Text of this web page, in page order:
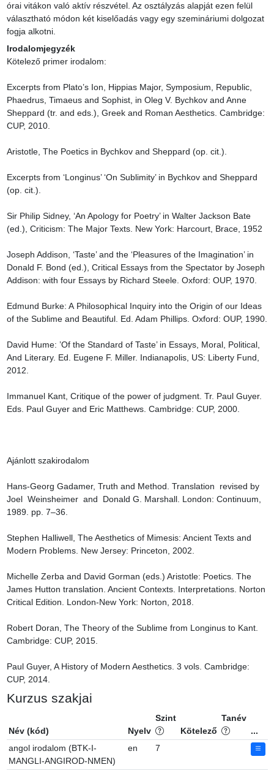
órai vitákon való aktív részvétel. Az osztályzás alapját ezen felül
választható módon két kiselőadás vagy egy szemináriumi dolgozat
fogja alkotni.
Irodalomjegyzék
Kötelező primer irodalom:
Excerpts from Plato’s Ion, Hippias Major, Symposium, Republic,
Phaedrus, Timaeus and Sophist, in Oleg V. Bychkov and Anne
Sheppard (tr. and eds.), Greek and Roman Aesthetics. Cambridge:
CUP, 2010.
Aristotle, The Poetics in Bychkov and Sheppard (op. cit.).
Excerpts from ‘Longinus’ ‘On Sublimity’ in Bychkov and Sheppard
(op. cit.).
Sir Philip Sidney, ‘An Apology for Poetry’ in Walter Jackson Bate
(ed.), Criticism: The Major Texts. New York: Harcourt, Brace, 1952
Joseph Addison, ‘Taste’ and the ‘Pleasures of the Imagination’ in
Donald F. Bond (ed.), Critical Essays from the Spectator by Joseph
Addison: with four Essays by Richard Steele. Oxford: OUP, 1970.
Edmund Burke: A Philosophical Inquiry into the Origin of our Ideas
of the Sublime and Beautiful. Ed. Adam Phillips. Oxford: OUP, 1990.
David Hume: ’Of the Standard of Taste’ in Essays, Moral, Political,
And Literary. Ed. Eugene F. Miller. Indianapolis, US: Liberty Fund,
2012.
Immanuel Kant, Critique of the power of judgment. Tr. Paul Guyer.
Eds. Paul Guyer and Eric Matthews. Cambridge: CUP, 2000.
Ajánlott szakirodalom
Hans-Georg Gadamer, Truth and Method. Translation  revised by
Joel  Weinsheimer  and  Donald G. Marshall. London: Continuum,
1989. pp. 7–36.
Stephen Halliwell, The Aesthetics of Mimesis: Ancient Texts and
Modern Problems. New Jersey: Princeton, 2002.
Michelle Zerba and David Gorman (eds.) Aristotle: Poetics. The
James Hutton translation. Ancient Contexts. Interpretations. Norton
Critical Edition. London-New York: Norton, 2018.
Robert Doran, The Theory of the Sublime from Longinus to Kant.
Cambridge: CUP, 2015.
Paul Guyer, A History of Modern Aesthetics. 3 vols. Cambridge:
CUP, 2014.
Kurzus szakjai
Név (kód) Nyelv
Szint
Kötelező
Tanév
...
angol irodalom (BTK-I-
MANGLI-ANGIROD-NMEN)
en 7